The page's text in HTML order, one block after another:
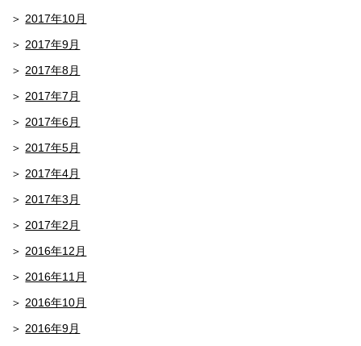
2017年10月
2017年9月
2017年8月
2017年7月
2017年6月
2017年5月
2017年4月
2017年3月
2017年2月
2016年12月
2016年11月
2016年10月
2016年9月